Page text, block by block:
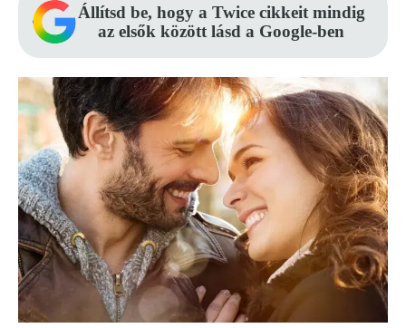
Állítsd be, hogy a Twice cikkeit mindig
az elsők között lásd a Google-ben